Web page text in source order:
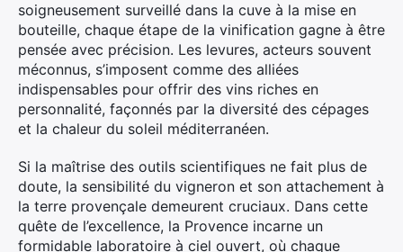
soigneusement surveillé dans la cuve à la mise en
bouteille, chaque étape de la vinification gagne à être
pensée avec précision. Les levures, acteurs souvent
méconnus, s’imposent comme des alliées
indispensables pour offrir des vins riches en
personnalité, façonnés par la diversité des cépages
et la chaleur du soleil méditerranéen.
Si la maîtrise des outils scientifiques ne fait plus de
doute, la sensibilité du vigneron et son attachement à
la terre provençale demeurent cruciaux. Dans cette
quête de l’excellence, la Provence incarne un
formidable laboratoire à ciel ouvert, où chaque